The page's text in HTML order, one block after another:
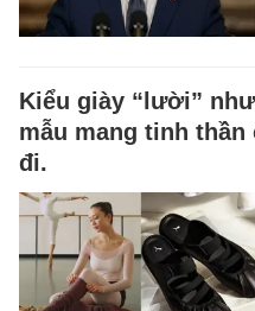
Kiểu giày “lười”
mẫu mang tinh
đi.